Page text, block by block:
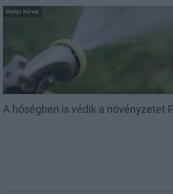
Helyi hírek
A hőségben is védik a növényzetet